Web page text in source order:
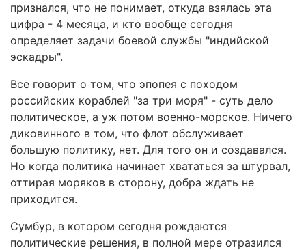
признался, что не понимает, откуда взялась эта
цифра - 4 месяца, и кто вообще сегодня
определяет задачи боевой службы "индийской
эскадры".
Все говорит о том, что эпопея с походом
российских кораблей "за три моря" - суть дело
политическое, а уж потом военно-морское. Ничего
диковинного в том, что флот обслуживает
большую политику, нет. Для того он и создавался.
Но когда политика начинает хвататься за штурвал,
оттирая моряков в сторону, добра ждать не
приходится.
Сумбур, в котором сегодня рождаются
политические решения, в полной мере отразился